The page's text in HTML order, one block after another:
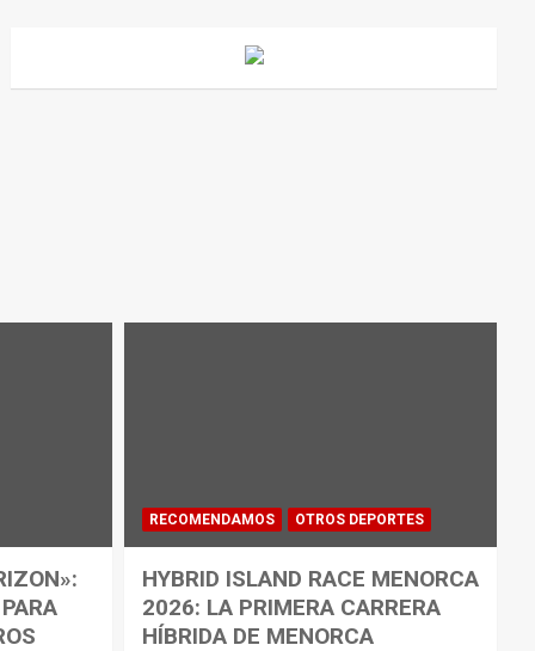
RECOMENDAMOS OTROS DEPORTES
HYBRID ISLAND RACE MENORCA
2026: LA PRIMERA CARRERA
HÍBRIDA DE MENORCA